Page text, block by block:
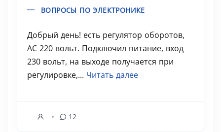
ВОПРОСЫ ПО ЭЛЕКТРОНИКЕ
Добрый день! есть регулятор оборотов,
АС 220 вольт. Подключил питание, вход
230 вольт, на выходе получается при
регулировке,... Читать далее
12